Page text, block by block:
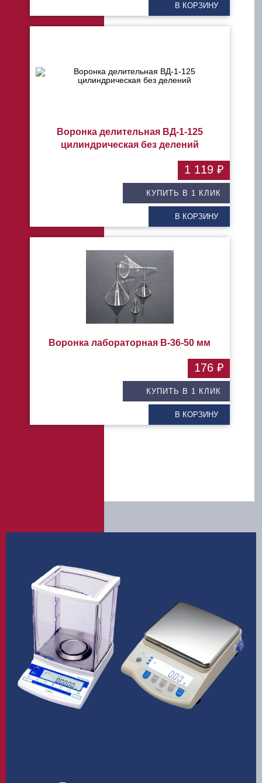
В КОРЗИНУ
Воронка делительная ВД-1-125
цилиндрическая без делений
КУПИТЬ В 1 КЛИК
В КОРЗИНУ
1 119 ₽
Воронка лабораторная В-36-50 мм
КУПИТЬ В 1 КЛИК
В КОРЗИНУ
176 ₽